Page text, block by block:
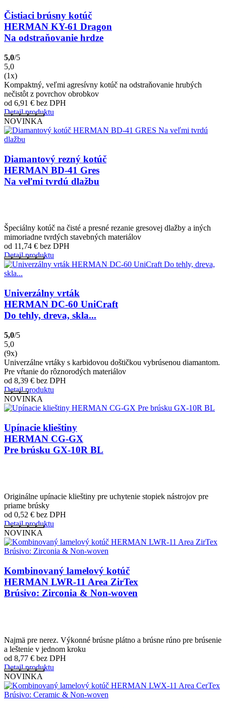
Čistiaci brúsny kotúč
HERMAN KY-61 Dragon
Na odstraňovanie hrdze
5,0/5
5,0
(1x)
Kompaktný, veľmi agresívny kotúč na odstraňovanie hrubých
nečistôt z povrchov obrobkov
od 6,91 € bez DPH
Detail produktu
NOVINKA
Diamantový rezný kotúč
HERMAN BD-41 Gres
Na veľmi tvrdú dlažbu
Špeciálny kotúč na čisté a presné rezanie gresovej dlažby a iných
mimoriadne tvrdých stavebných materiálov
od 11,74 € bez DPH
Detail produktu
Univerzálny vrták
HERMAN DC-60 UniCraft
Do tehly, dreva, skla...
5,0/5
5,0
(9x)
Univerzálne vrtáky s karbidovou doštičkou vybrúsenou diamantom.
Pre vŕtanie do rôznorodých materiálov
od 8,39 € bez DPH
Detail produktu
NOVINKA
Upínacie klieštiny
HERMAN CG-GX
Pre brúsku GX-10R BL
Originálne upínacie klieštiny pre uchytenie stopiek nástrojov pre
priame brúsky
od 0,52 € bez DPH
Detail produktu
NOVINKA
Kombinovaný lamelový kotúč
HERMAN LWR-11 Area ZirTex
Brúsivo: Zirconia & Non-woven
Najmä pre nerez. Výkonné brúsne plátno a brúsne rúno pre brúsenie
a leštenie v jednom kroku
od 8,77 € bez DPH
Detail produktu
NOVINKA